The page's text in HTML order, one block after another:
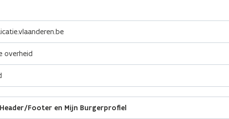
overheid
Footer en Mijn Burgerprofiel